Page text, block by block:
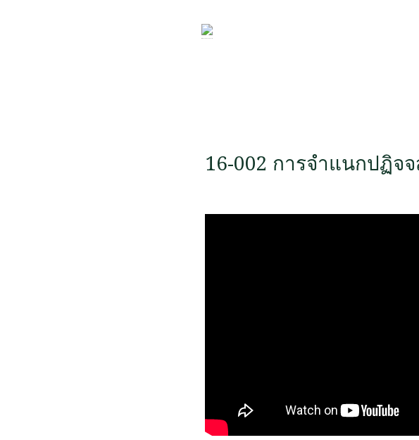
16-002 การจำแนกปฏิจ